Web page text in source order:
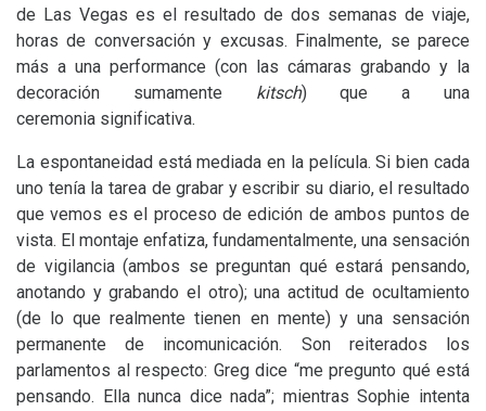
de Las Vegas es el resultado de dos semanas de viaje,
horas de conversación y excusas. Finalmente, se parece
más a una performance (con las cámaras grabando y la
decoración sumamente kitsch) que a una
ceremonia significativa.
La espontaneidad está mediada en la película. Si bien cada
uno tenía la tarea de grabar y escribir su diario, el resultado
que vemos es el proceso de edición de ambos puntos de
vista. El montaje enfatiza, fundamentalmente, una sensación
de vigilancia (ambos se preguntan qué estará pensando,
anotando y grabando el otro); una actitud de ocultamiento
(de lo que realmente tienen en mente) y una sensación
permanente de incomunicación. Son reiterados los
parlamentos al respecto: Greg dice “me pregunto qué está
pensando. Ella nunca dice nada”; mientras Sophie intenta